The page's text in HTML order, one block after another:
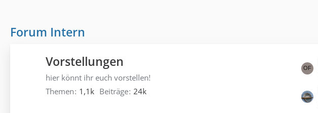
Forum Intern
Vorstellungen
hier könnt ihr euch vorstellen!
Themen 1,1k Beiträge 24k
L
e
t
z